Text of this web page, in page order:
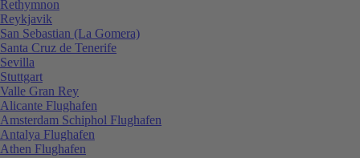
Rethymnon
Reykjavik
San Sebastian (La Gomera)
Santa Cruz de Tenerife
Sevilla
Stuttgart
Valle Gran Rey
Alicante Flughafen
Amsterdam Schiphol Flughafen
Antalya Flughafen
Athen Flughafen